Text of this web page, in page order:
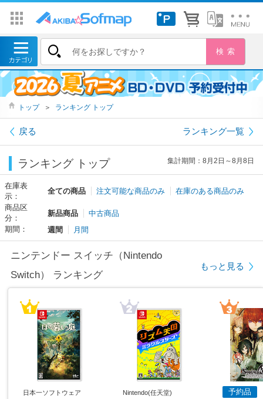
トップ ＞ ランキング トップ
戻る ランキング一覧
ランキング トップ 集計期間：8月2日～8月8日
在庫表
示：
全ての商品 注文可能な商品のみ
在庫のある商品のみ
商品区
分：
新品商品
中古商品
期間：
週間 月間
ニンテンドー スイッチ（Nintendo
Switch） ランキング
もっと見る
日本一ソフトウェア Nintendo(任天堂) 予約品